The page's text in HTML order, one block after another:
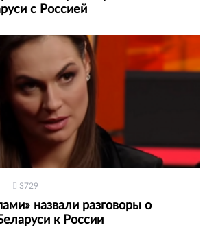
с Россией
3729
назвали разговоры о
к России